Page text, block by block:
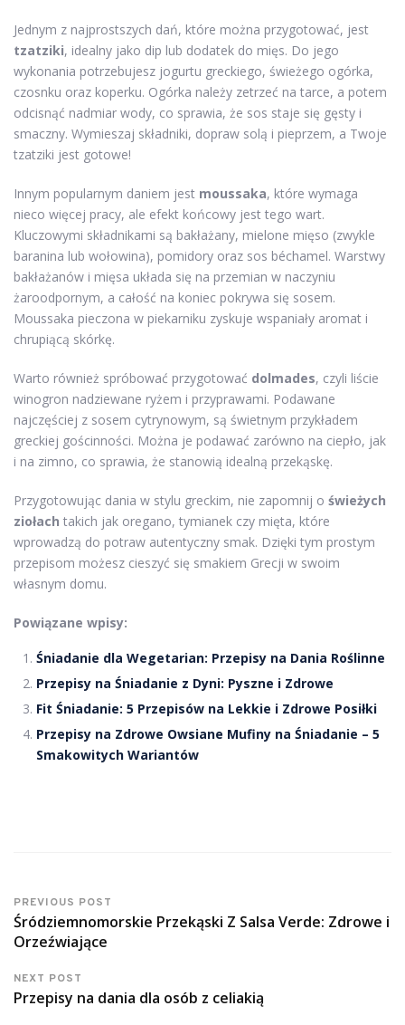
Jednym z najprostszych dań, które można przygotować, jest
tzatziki, idealny jako dip lub dodatek do mięs. Do jego
wykonania potrzebujesz jogurtu greckiego, świeżego ogórka,
czosnku oraz koperku. Ogórka należy zetrzeć na tarce, a potem
odcisnąć nadmiar wody, co sprawia, że sos staje się gęsty i
smaczny. Wymieszaj składniki, dopraw solą i pieprzem, a Twoje
tzatziki jest gotowe!
Innym popularnym daniem jest moussaka, które wymaga
nieco więcej pracy, ale efekt końcowy jest tego wart.
Kluczowymi składnikami są bakłażany, mielone mięso (zwykle
baranina lub wołowina), pomidory oraz sos béchamel. Warstwy
bakłażanów i mięsa układa się na przemian w naczyniu
żaroodpornym, a całość na koniec pokrywa się sosem.
Moussaka pieczona w piekarniku zyskuje wspaniały aromat i
chrupiącą skórkę.
Warto również spróbować przygotować dolmades, czyli liście
winogron nadziewane ryżem i przyprawami. Podawane
najczęściej z sosem cytrynowym, są świetnym przykładem
greckiej gościnności. Można je podawać zarówno na ciepło, jak
i na zimno, co sprawia, że stanowią idealną przekąskę.
Przygotowując dania w stylu greckim, nie zapomnij o świeżych
ziołach takich jak oregano, tymianek czy mięta, które
wprowadzą do potraw autentyczny smak. Dzięki tym prostym
przepisom możesz cieszyć się smakiem Grecji w swoim
własnym domu.
Powiązane wpisy:
Śniadanie dla Wegetarian: Przepisy na Dania Roślinne
Przepisy na Śniadanie z Dyni: Pyszne i Zdrowe
Fit Śniadanie: 5 Przepisów na Lekkie i Zdrowe Posiłki
Przepisy na Zdrowe Owsiane Mufiny na Śniadanie – 5
Smakowitych Wariantów
PREVIOUS POST
Śródziemnomorskie Przekąski Z Salsa Verde: Zdrowe i
Orzeźwiające
NEXT POST
Przepisy na dania dla osób z celiakią